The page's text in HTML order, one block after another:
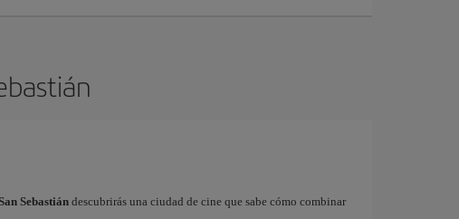
Sebastiándescubrirás una ciudad de cine que sabe cómo combinar